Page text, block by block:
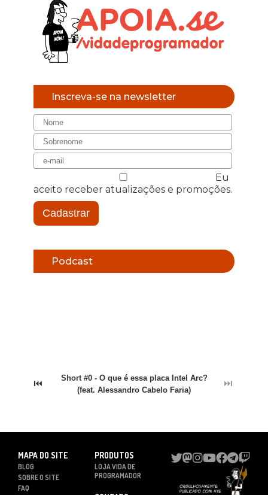
Inscreva-se na newsletter
Eu
aceito receber atualizações e promoções.
Cadastrar
Podcast
⏮
Short #0 - O que é essa placa Intel Arc?
(feat. Alessandro Cabelo Faria)
⏭
MAPA DO SITE
BLOG
SOBRE O SITE
FAQ
PRODUTOS
LOJA VIDA DE
PROGRAMADOR